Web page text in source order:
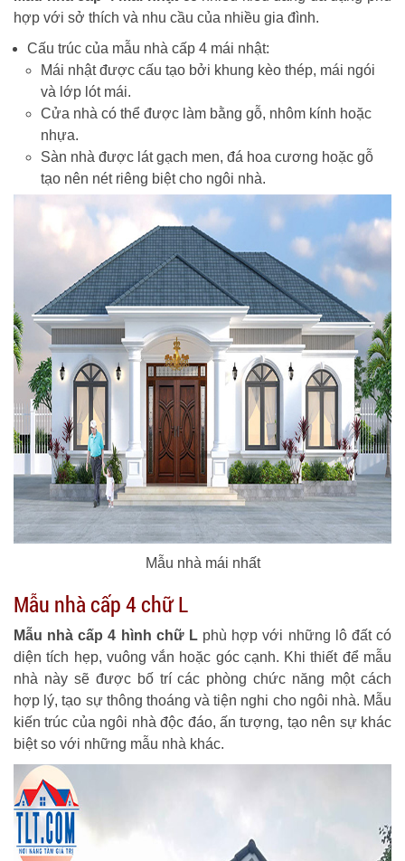
hợp với sở thích và nhu cầu của nhiều gia đình.
Cấu trúc của mẫu nhà cấp 4 mái nhật:
Mái nhật được cấu tạo bởi khung kèo thép, mái ngói
và lớp lót mái.
Cửa nhà có thể được làm bằng gỗ, nhôm kính hoặc
nhựa.
Sàn nhà được lát gạch men, đá hoa cương hoặc gỗ
tạo nên nét riêng biệt cho ngôi nhà.
Mẫu nhà mái nhất
Mẫu nhà cấp 4 chữ L
Mẫu nhà cấp 4 hình chữ Lphù hợp với những lô đất có
diện tích hẹp, vuông vắn hoặc góc cạnh. Khi thiết để mẫu
nhà này sẽ được bố trí các phòng chức năng một cách
hợp lý, tạo sự thông thoáng và tiện nghi cho ngôi nhà. Mẫu
kiến trúc của ngôi nhà độc đáo, ấn tượng, tạo nên sự khác
biệt so với những mẫu nhà khác.